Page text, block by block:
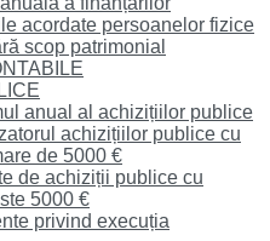
acordate persoanelor fizice
scop patrimonial
anual al achizițiilor publice
achizițiilor publice cu
de 5000 €
de achiziții publice cu
5000 €
privind execuția